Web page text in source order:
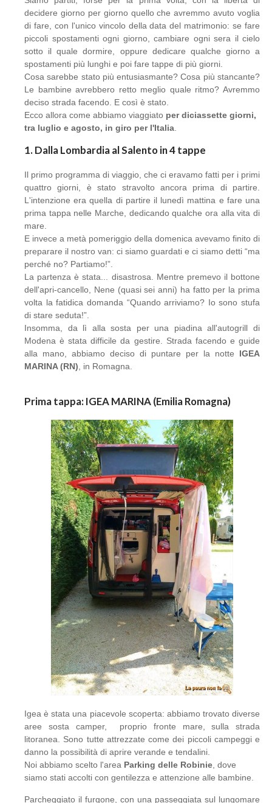
decidere giorno per giorno quello che avremmo avuto voglia
di fare, con l'unico vincolo della data del matrimonio: se fare
piccoli spostamenti ogni giorno, cambiare ogni sera il cielo
sotto il quale dormire, oppure dedicare qualche giorno a
spostamenti più lunghi e poi fare tappe di più giorni.
Cosa sarebbe stato più entusiasmante? Cosa più stancante?
Le bambine avrebbero retto meglio quale ritmo? Avremmo
deciso strada facendo. E così è stato.
Ecco allora come abbiamo viaggiato per diciassette giorni,
tra luglio e agosto, in giro per l'Italia
1. Dalla Lombardia al Salento in 4 tappe
Il primo programma di viaggio, che ci eravamo fatti per i primi
quattro giorni, è stato stravolto ancora prima di partire.
L'intenzione era quella di partire il lunedì mattina e fare una
prima tappa nelle Marche, dedicando qualche ora alla vita di
mare.
E invece a metà pomeriggio della domenica avevamo finito di
preparare il nostro van: ci siamo guardati e ci siamo detti “ma
perché no? Partiamo!”.
La partenza è stata... disastrosa. Mentre premevo il bottone
dell'apri-cancello, Nene (quasi sei anni) ha fatto per la prima
volta la fatidica domanda “Quando arriviamo? Io sono stufa
di stare seduta!”.
Insomma, da lì alla sosta per una piadina all'autogrill di
Modena è stata difficile da gestire. Strada facendo e guide
alla mano, abbiamo deciso di puntare per la notte IGEA
MARINA (RN) , in Romagna.
Prima tappa: IGEA MARINA (Emilia Romagna)
Igea è stata una piacevole scoperta: abbiamo trovato diverse
aree sosta camper, proprio fronte mare, sulla strada
litoranea. Sono tutte attrezzate come dei piccoli campeggi e
danno la possibilità di aprire verande e tendalini.
Noi abbiamo scelto l'area Parking delle Robinie , dove
siamo stati accolti con gentilezza e attenzione alle bambine.
Parcheggiato il furgone, con una passeggiata sul lungomare